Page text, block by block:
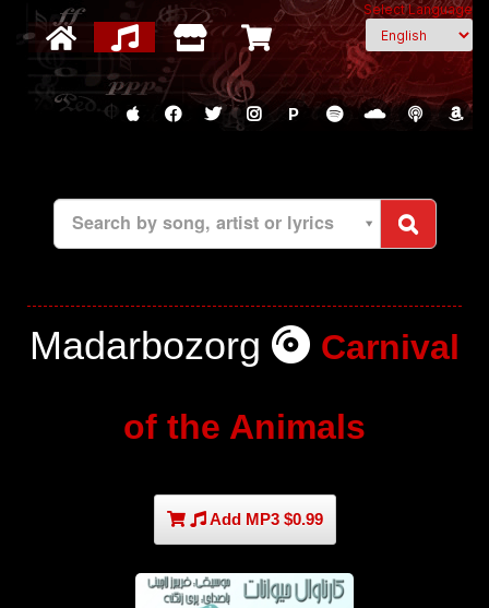
Select Language
P
Search by song, artist or lyrics
Madarbozorg Carnival
of the Animals
Add MP3 $0.99